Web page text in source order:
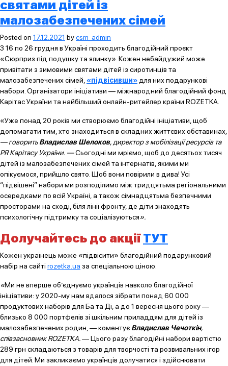
святами дітей із
малозабезпечених сімей
Posted on 17.12.2021 bycsm_admin
З 16 по 26 грудня в Україні проходить благодійний проєкт
«Сюрприз під подушку та ялинку». Кожен небайдужий може
привітати з зимовими святами дітей із сиротинців та
малозабезпечених сімей, «підвісивши» для них подарункові
набори. Організатори ініціативи — міжнародний благодійний фонд
Карітас України та найбільший онлайн-ритейлер країни ROZETKA.
«Уже понад 20 років ми створюємо благодійні ініціативи, щоб
допомагати тим, хто знаходиться в складних життєвих обставинах,
— говоритьВладислав Шелоков, директор з мобілізації ресурсів та
PR Карітасу України. —Сьогодні ми мріємо, щоб до десятьох тисяч
дітей із малозабезпечених сімей та інтернатів, якими ми
опікуємося, прийшло свято. Щоб вони повірили в дива! Усі
“підвішені” набори ми розподілимо між тридцятьма регіональними
осередками по всій Україні, а також сімнадцятьма безпечними
просторами на сході, біля лінії фронту, де діти знаходять
психологічну підтримку та соціалізуються».
Долучайтесь до акціїТУТ
Кожен українець може «підвісити» благодійний подарунковий
набір на сайті rozetka.ua за спеціальною ціною.
«Ми не вперше об’єднуємо українців навколо благодійної
ініціативи: у 2020-му нам вдалося зібрати понад 60 000
продуктових наборів для Ба та Ді, а до 1 вересня цього року —
близько 8 000 портфелів зі шкільним приладдям для дітей із
малозабезпечених родин, — коментує Владислав Чечоткін,
співзасновник ROZETKA.— Цього разу благодійні набори вартістю
289 грн складаються з товарів для творчості та розвивальних ігор
для дітей. Ми закликаємо українців долучатися і здійснювати